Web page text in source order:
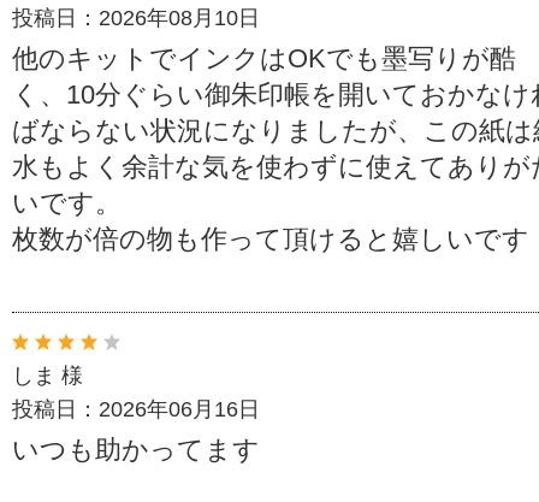
投稿日：2026年08月10日
他のキットでインクはOKでも墨写りが酷
く、10分ぐらい御朱印帳を開いておかなけ
ばならない状況になりましたが、この紙は
水もよく余計な気を使わずに使えてありが
いです。
枚数が倍の物も作って頂けると嬉しいです
しま 様
投稿日：2026年06月16日
いつも助かってます